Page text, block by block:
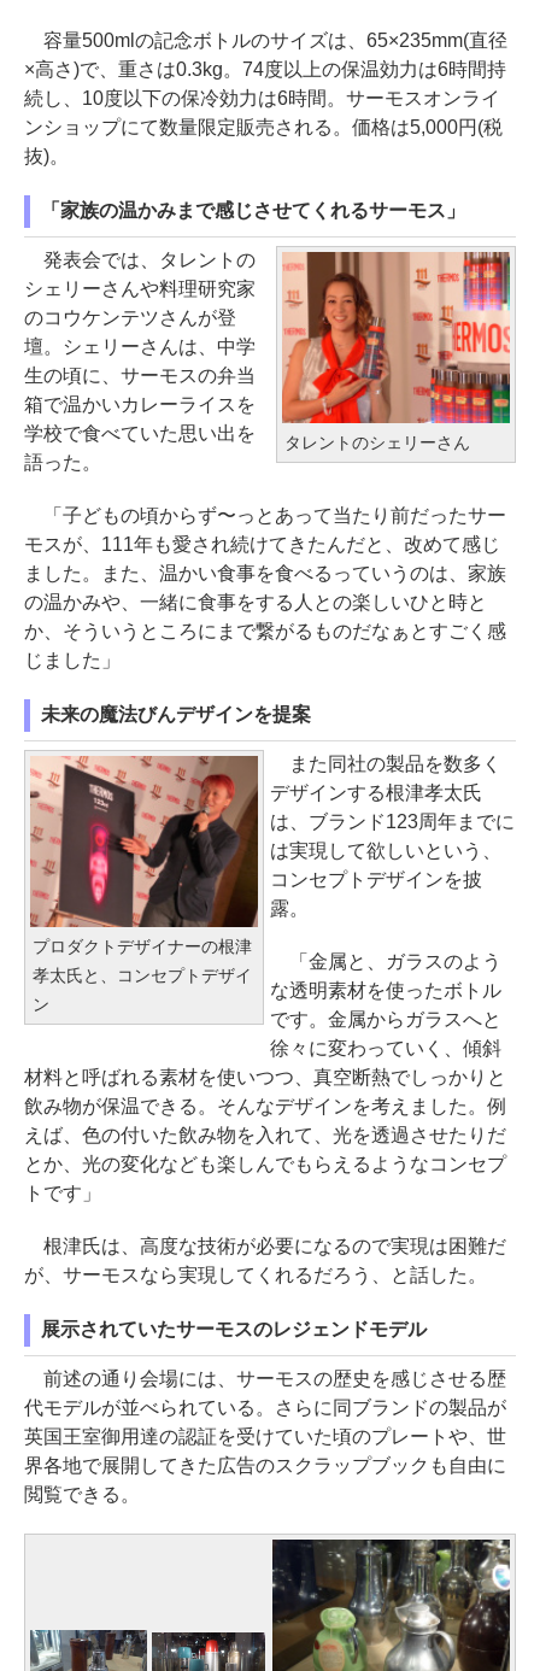
容量500mlの記念ボトルのサイズは、65×235mm(直径
×高さ)で、重さは0.3kg。74度以上の保温効力は6時間持
続し、10度以下の保冷効力は6時間。サーモスオンライ
ンショップにて数量限定販売される。価格は5,000円(税
抜)。
「家族の温かみまで感じさせてくれるサーモス」
タレントのシェリーさん
発表会では、タレントの
シェリーさんや料理研究家
のコウケンテツさんが登
壇。シェリーさんは、中学
生の頃に、サーモスの弁当
箱で温かいカレーライスを
学校で食べていた思い出を
語った。
「子どもの頃からず〜っとあって当たり前だったサー
モスが、111年も愛され続けてきたんだと、改めて感じ
ました。また、温かい食事を食べるっていうのは、家族
の温かみや、一緒に食事をする人との楽しいひと時と
か、そういうところにまで繋がるものだなぁとすごく感
じました」
未来の魔法びんデザインを提案
プロダクトデザイナーの根津
孝太氏と、コンセプトデザイ
ン
また同社の製品を数多く
デザインする根津孝太氏
は、ブランド123周年までに
は実現して欲しいという、
コンセプトデザインを披
露。
「金属と、ガラスのよう
な透明素材を使ったボトル
です。金属からガラスへと
徐々に変わっていく、傾斜
材料と呼ばれる素材を使いつつ、真空断熱でしっかりと
飲み物が保温できる。そんなデザインを考えました。例
えば、色の付いた飲み物を入れて、光を透過させたりだ
とか、光の変化なども楽しんでもらえるようなコンセプ
トです」
根津氏は、高度な技術が必要になるので実現は困難だ
が、サーモスなら実現してくれるだろう、と話した。
展示されていたサーモスのレジェンドモデル
前述の通り会場には、サーモスの歴史を感じさせる歴
代モデルが並べられている。さらに同ブランドの製品が
英国王室御用達の認証を受けていた頃のプレートや、世
界各地で展開してきた広告のスクラップブックも自由に
閲覧できる。